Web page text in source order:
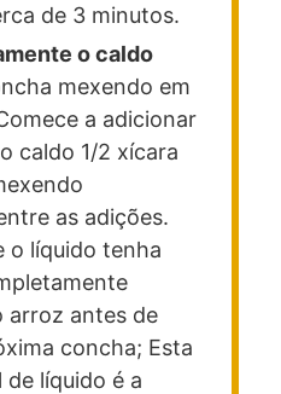
de 3 minutos.
o caldo
mexendo em
a adicionar
caldo 1/2 xícara
as adições.
o líquido tenha
arroz antes de
concha; Esta
de líquido é a